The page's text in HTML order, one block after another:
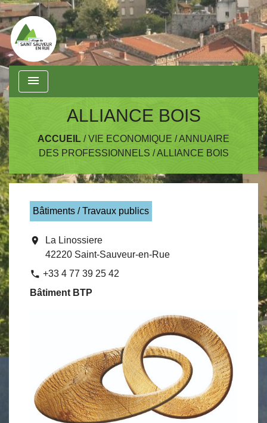
menu
ALLIANCE BOIS
ACCUEIL /VIE ECONOMIQUE /ANNUAIRE
DES PROFESSIONNELS /ALLIANCE BOIS
Bâtiments / Travaux publics
location_on
La Linossiere
42220 Saint-Sauveur-en-Rue
phone +33 4 77 39 25 42
Bâtiment BTP